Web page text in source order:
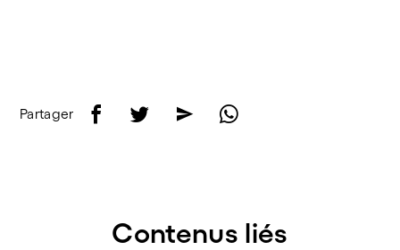
Partager f t e w
Contenus liés